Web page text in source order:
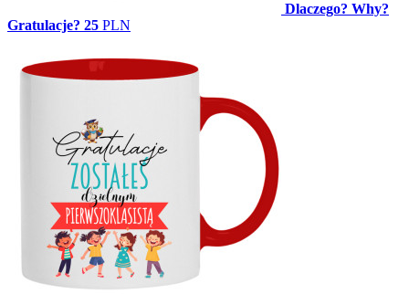
Dlaczego? Why?
Gratulacje? 25 PLN